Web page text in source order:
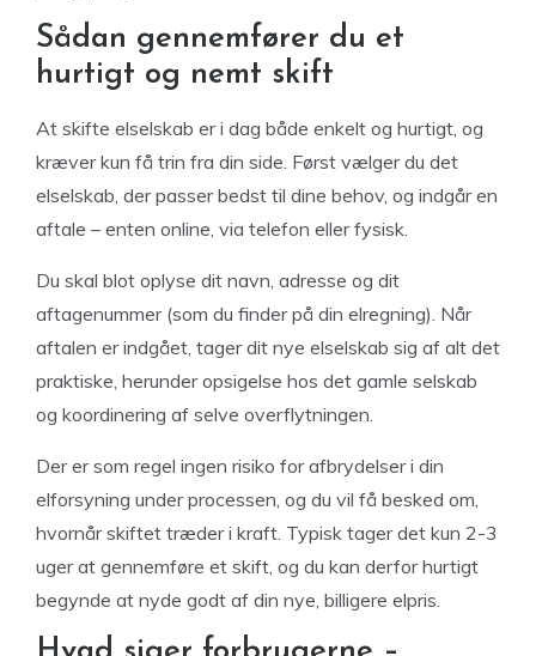
Sådan gennemfører du et
hurtigt og nemt skift
At skifte elselskab er i dag både enkelt og hurtigt, og
kræver kun få trin fra din side. Først vælger du det
elselskab, der passer bedst til dine behov, og indgår en
aftale – enten online, via telefon eller fysisk.
Du skal blot oplyse dit navn, adresse og dit
aftagenummer (som du finder på din elregning). Når
aftalen er indgået, tager dit nye elselskab sig af alt det
praktiske, herunder opsigelse hos det gamle selskab
og koordinering af selve overflytningen.
Der er som regel ingen risiko for afbrydelser i din
elforsyning under processen, og du vil få besked om,
hvornår skiftet træder i kraft. Typisk tager det kun 2-3
uger at gennemføre et skift, og du kan derfor hurtigt
begynde at nyde godt af din nye, billigere elpris.